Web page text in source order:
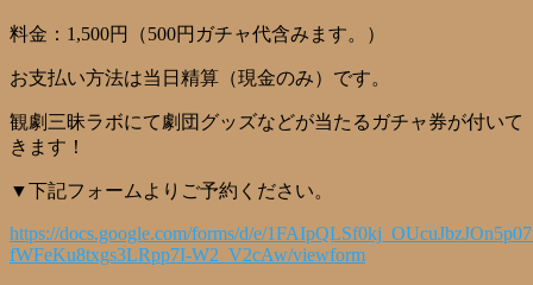
料金：1,500円（500円ガチャ代含みます。）
お支払い方法は当日精算（現金のみ）です。
観劇三昧ラボにて劇団グッズなどが当たるガチャ券が付いて
きます！
▼下記フォームよりご予約ください。
https://docs.google.com/forms/d/e/
fWFeKu8txgs3LRpp7I-W2_V2cAw/viewform